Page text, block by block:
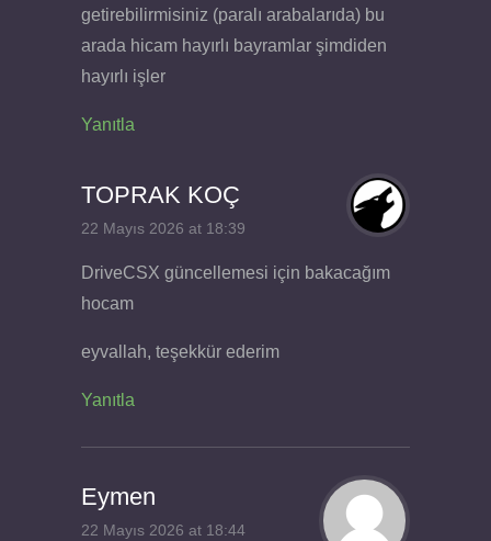
getirebilirmisiniz (paralı arabalarıda) bu
arada hicam hayırlı bayramlar şimdiden
hayırlı işler
Yanıtla
TOPRAK KOÇ
22 Mayıs 2026 at 18:39
DriveCSX güncellemesi için bakacağım
hocam
eyvallah, teşekkür ederim
Yanıtla
Eymen
22 Mayıs 2026 at 18:44